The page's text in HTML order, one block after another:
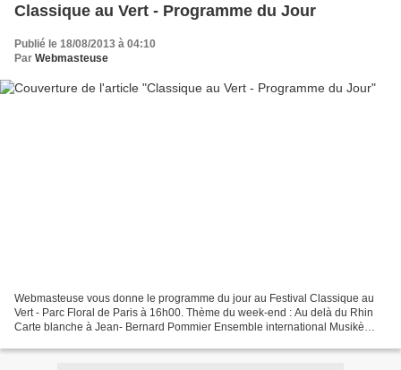
Classique au Vert - Programme du Jour
Publié le 18/08/2013 à 04:10
Par Webmasteuse
Webmasteuse vous donne le programme du jour au Festival Classique au
Vert - Parc Floral de Paris à 16h00. Thème du week-end : Au delà du Rhin
Carte blanche à Jean- Bernard Pommier Ensemble international Musikè